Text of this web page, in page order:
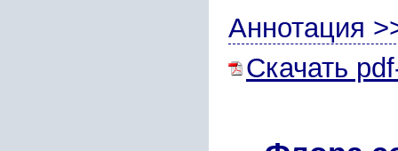
Аннотация
Скачать